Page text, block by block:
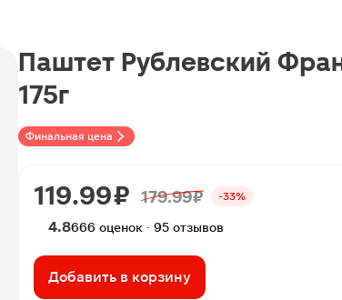
Финальная цена
Паштет Рублевский
175г
119.99 ₽ 179.99 ₽ -33%
4.8666 оценок · 95 отзывов
Добавить в корзину